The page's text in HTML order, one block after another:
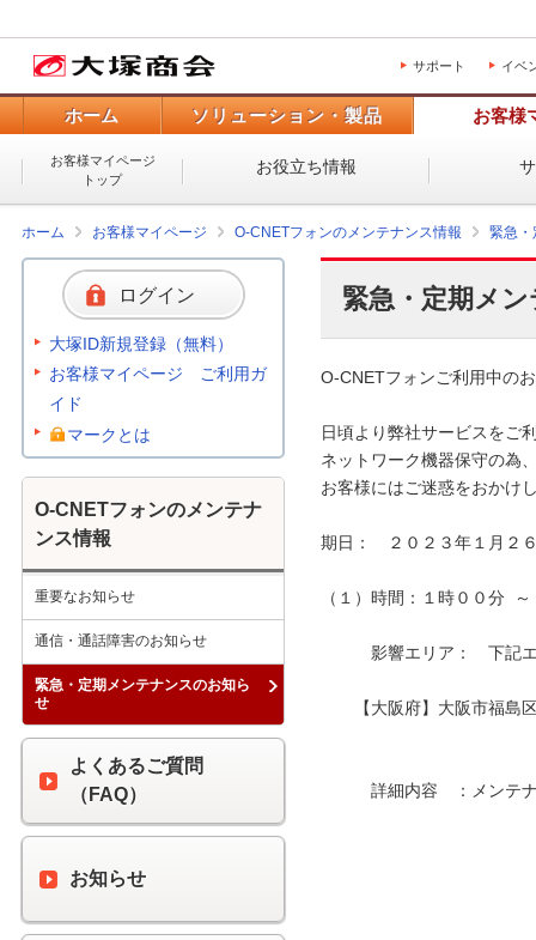
サポート イベ
ホーム ソリューション・製品 お客様
お客様マイページ
トップ
お役立ち情報
ホーム お客様マイページ O-CNETフォンのメンテナンス情報 緊急・
緊急・定期メ
O-CNETフォンご利用中の
日頃より弊社サービスをご
ネットワーク機器保守の為
お客様にはご迷惑をおかけ
期日：　２０２３年１月２
（１）時間：１時００分
影響エリア：　下記エ
【大阪府】大阪市福島
詳細内容　：メンテナン
ログイン
大塚ID新規登録（無料）
お客様マイページ ご利用ガ
イド
マークとは
O-CNETフォンのメンテナ
ンス情報
重要なお知らせ
通信・通話障害のお知らせ
緊急・定期メンテナンスのお知ら
せ
よくあるご質問
（FAQ）
お知らせ